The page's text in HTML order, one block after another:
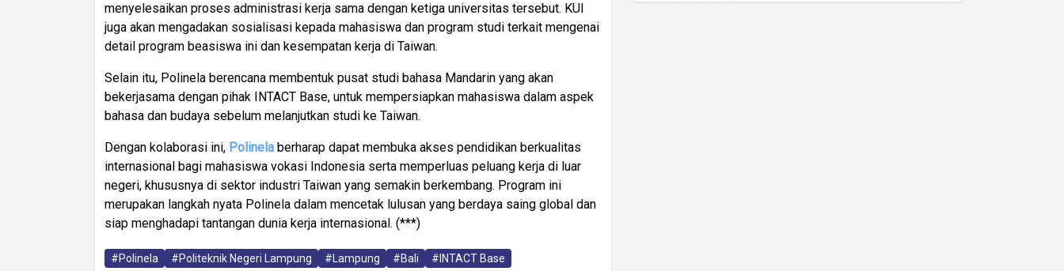
menyelesaikan proses administrasi kerja sama dengan ketiga universitas tersebut. KUI
juga akan mengadakan sosialisasi kepada mahasiswa dan program studi terkait mengenai
detail program beasiswa ini dan kesempatan kerja di Taiwan.
Selain itu, Polinela berencana membentuk pusat studi bahasa Mandarin yang akan
bekerjasama dengan pihak INTACT Base, untuk mempersiapkan mahasiswa dalam aspek
bahasa dan budaya sebelum melanjutkan studi ke Taiwan.
Dengan kolaborasi ini, Polinela berharap dapat membuka akses pendidikan berkualitas
internasional bagi mahasiswa vokasi Indonesia serta memperluas peluang kerja di luar
negeri, khususnya di sektor industri Taiwan yang semakin berkembang. Program ini
merupakan langkah nyata Polinela dalam mencetak lulusan yang berdaya saing global dan
siap menghadapi tantangan dunia kerja internasional. (***)
#Polinela #Politeknik Negeri Lampung #Lampung #Bali #INTACT Base